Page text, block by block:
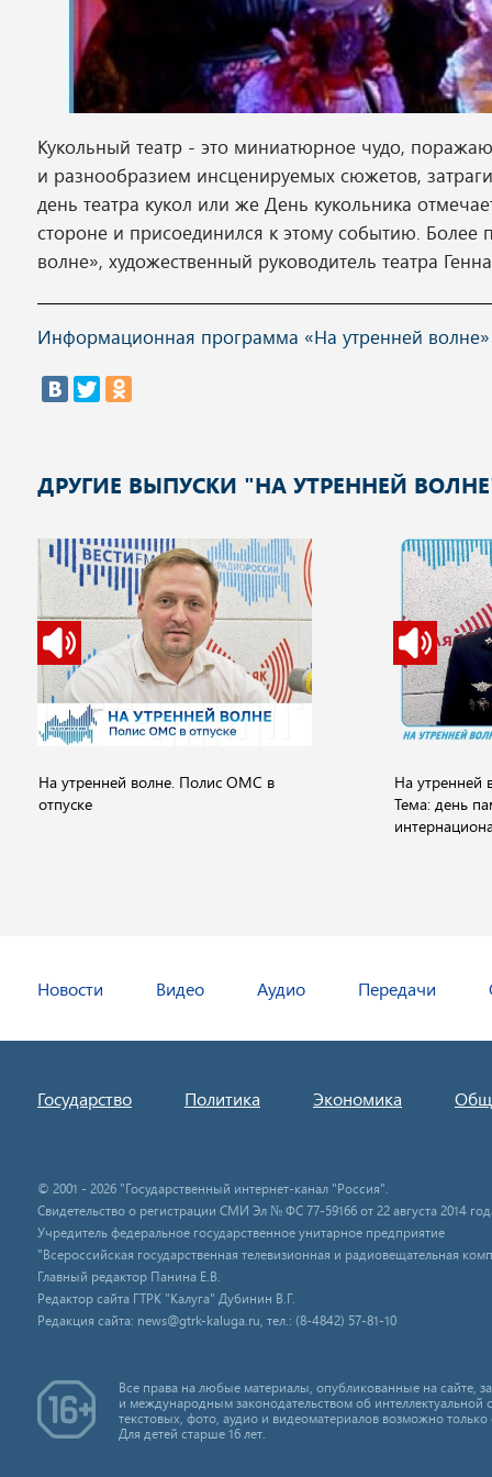
Кукольный театр - это миниатюрное чудо,
и разнообразием инсценируемых сюжетов,
день театра кукол или же День кукольника
стороне и присоединился к этому событию.
волне», художественный руководитель театра
Информационная программа «На утренней волне»
ДРУГИЕ ВЫПУСКИ "НА УТРЕННЕЙ
На утренней волне. Полис ОМС в
отпуске
На утренней
Тема: день
Новости Видео Аудио Передачи
Государство Политика Экономика
© 2001 - 2026 "Государственный интернет-канал "Россия".
Свидетельство о регистрации СМИ Эл № ФС 77-59166 от 22 августа 2014
Учредитель федеральное государственное унитарное предприятие
"Всероссийская государственная телевизионная и радиовещательная
Главный редактор Панина Е.В.
Редактор сайта ГТРК "Калуга" Дубинин В.Г.
Редакция сайта: news@gtrk-kaluga.ru, тел.: (8-4842) 57-81-10
Все права на любые материалы, опубликованные на сайте,
и международным законодательством об интеллектуальной
текстовых, фото, аудио и видеоматериалов возможно только
Для детей старше 16 лет.